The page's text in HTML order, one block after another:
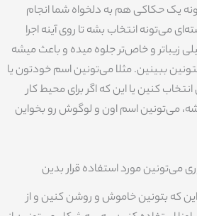
یک حکاکی هم به دلخواه شما انجام
می‌تونه انتخاب بشه تا روی آینه اجرا
زیباتر و خاص‌تر جلوه میده و باعث میشه
ببینین. مثلا می‌تونین اسم خودتون یا
کنین یا این که اگر برای محیط کار
می‌تونین اسم اون و لوگوش رو بخواین
می‌تونین مورد استفاده قرار بدین
این که بتونین خاموش و روشن کنین و از